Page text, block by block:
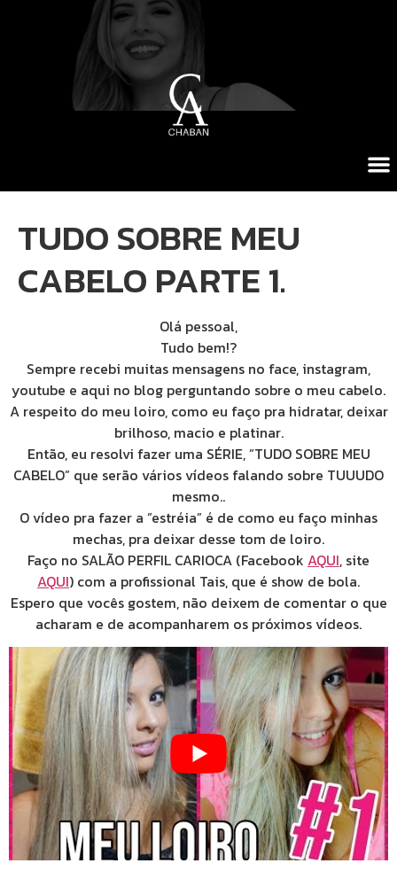
TUDO SOBRE MEU
CABELO PARTE 1.
Olá pessoal,
Tudo bem!?
Sempre recebi muitas mensagens no face, instagram,
youtube e aqui no blog perguntando sobre o meu cabelo.
A respeito do meu loiro, como eu faço pra hidratar, deixar
brilhoso, macio e platinar.
Então, eu resolvi fazer uma SÉRIE, ”TUDO SOBRE MEU
CABELO” que serão vários vídeos falando sobre TUUUDO
mesmo..
O vídeo pra fazer a ”estréia” é de como eu faço minhas
mechas, pra deixar desse tom de loiro.
Faço no SALÃO PERFIL CARIOCA (Facebook AQUI, site
AQUI) com a profissional Tais, que é show de bola.
Espero que vocês gostem, não deixem de comentar o que
acharam e de acompanharem os próximos vídeos.